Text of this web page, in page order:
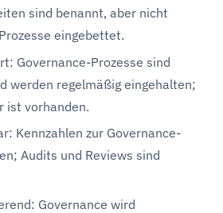
sind benannt, aber nicht
eingebettet.
Governance-Prozesse sind
werden regelmäßig eingehalten;
ist vorhanden.
Kennzahlen zur Governance-
Audits und Reviews sind
Governance wird